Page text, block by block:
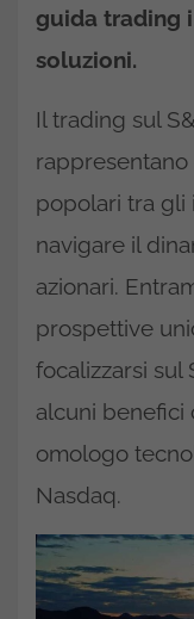
guida trading
soluzioni.
Il trading sul
popolari tra gli
navigare il
azionari.
prospettive
focalizzarsi sul
alcuni benefici
omologo
Nasdaq.